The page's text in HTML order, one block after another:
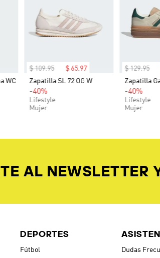
WC
$ 109.95 $ 65. 97
Zapatilla SL 72 OG W
-40%
Lifestyle
Mujer
$ 129.95
Zapatilla
-40%
Lifestyle
Mujer
AL NEWSLETTER
DEPORTES
Fútbol
Dudas